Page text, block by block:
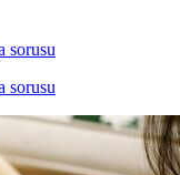
sorusu
sorusu